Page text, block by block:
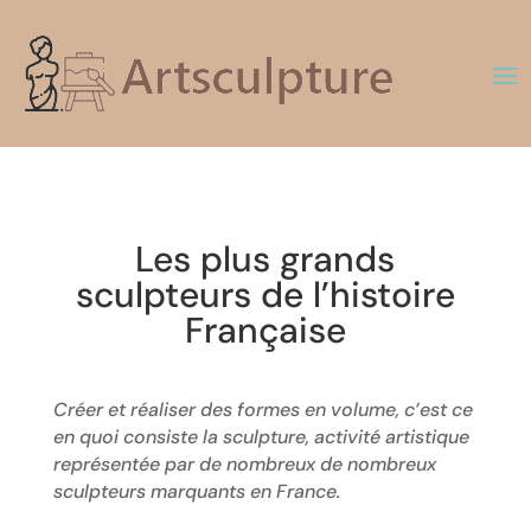
Les plus grands
sculpteurs de l’histoire
Française
Créer et réaliser des formes en volume, c’est ce
en quoi consiste la sculpture, activité artistique
représentée par de nombreux de nombreux
sculpteurs marquants en France.